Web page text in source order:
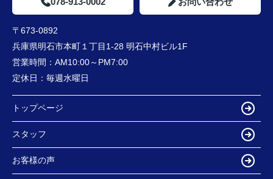
〒673-0892
兵庫県明石市本町１丁目1-28 明石中村ビル1F
営業時間： AM10:00～PM7:00
定休日： 毎週水曜日
トップページ
スタッフ
お客様の声